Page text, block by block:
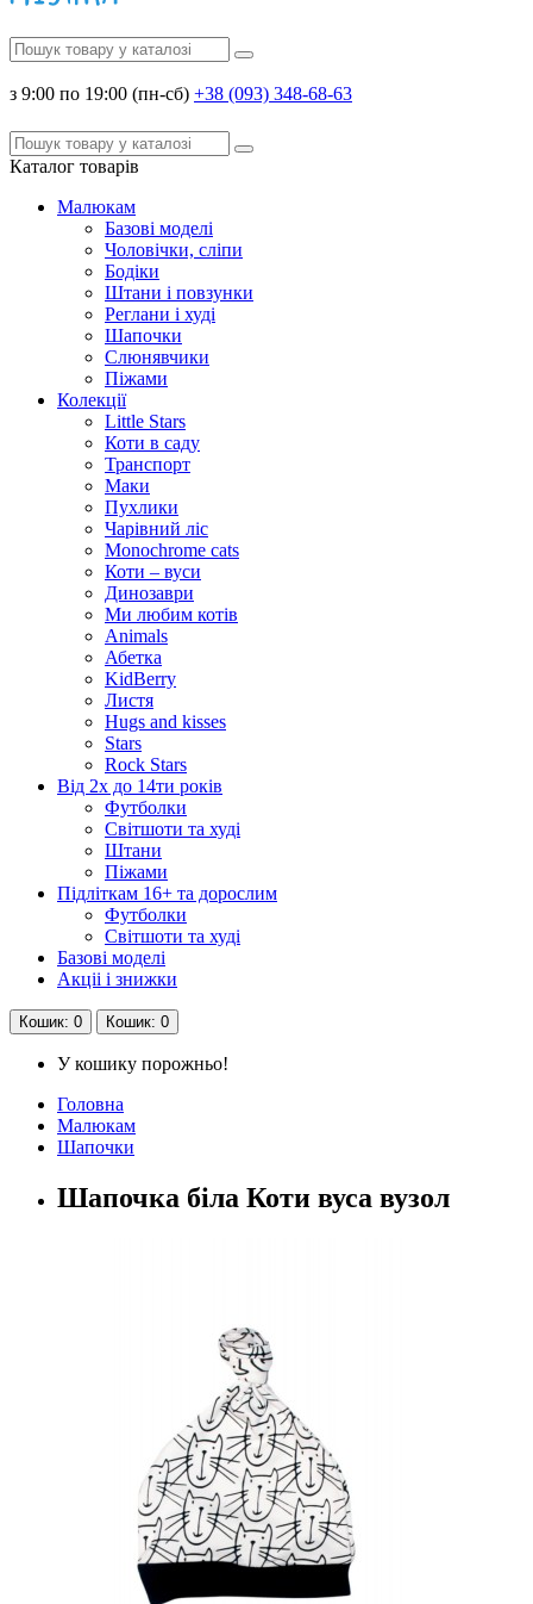
з 9:00 по 19:00 (пн-сб) +38 (093) 348-68-63
Каталог товарів
Малюкам
Базові моделі
Чоловічки, сліпи
Бодіки
Штани і повзунки
Реглани і худі
Шапочки
Слюнявчики
Піжами
Колекції
Little Stars
Коти в саду
Транспорт
Маки
Пухлики
Чарівний ліс
Monochrome cats
Коти – вуси
Динозаври
Ми любим котів
Animals
Абетка
KidBerry
Листя
Hugs and kisses
Stars
Rock Stars
Від 2х до 14ти років
Футболки
Світшоти та худі
Штани
Піжами
Підліткам 16+ та дорослим
Футболки
Світшоти та худі
Базові моделі
Акціі і знижки
Кошик: 0 Кошик: 0
У кошику порожньо!
Головна
Малюкам
Шапочки
Шапочка біла Коти вуса вузол